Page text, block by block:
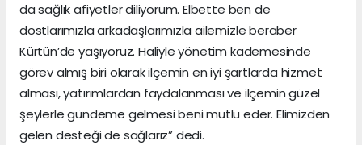
da sağlık afiyetler diliyorum. Elbette ben de
dostlarımızla arkadaşlarımızla ailemizle beraber
Kürtün’de yaşıyoruz. Haliyle yönetim kademesinde
görev almış biri olarak ilçemin en iyi şartlarda hizmet
alması, yatırımlardan faydalanması ve ilçemin güzel
şeylerle gündeme gelmesi beni mutlu eder. Elimizden
gelen desteği de sağlarız” dedi.